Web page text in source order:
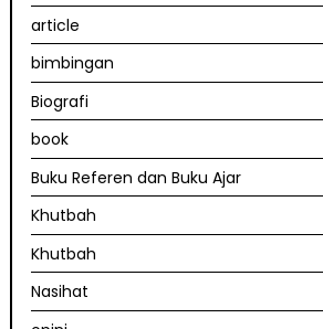
article
bimbingan
Biografi
book
Buku Referen dan Buku Ajar
Khutbah
Khutbah
Nasihat